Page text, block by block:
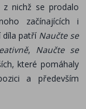
z nichž se prodalo
začínajících i
díla patří Naučte se
, Naučte se
které pomáhaly
a především